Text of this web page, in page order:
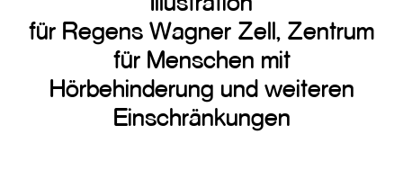
für Regens Wagner Zell, Zentrum
für Menschen mit
Hörbehinderung und weiteren
Einschränkungen